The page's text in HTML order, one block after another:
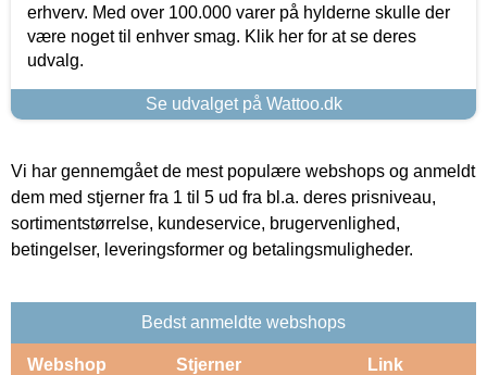
erhverv. Med over 100.000 varer på hylderne skulle der
være noget til enhver smag. Klik her for at se deres
udvalg.
Se udvalget på Wattoo.dk
Vi har gennemgået de mest populære webshops og anmeldt
dem med stjerner fra 1 til 5 ud fra bl.a. deres prisniveau,
sortimentstørrelse, kundeservice, brugervenlighed,
betingelser, leveringsformer og betalingsmuligheder.
Bedst anmeldte webshops
Webshop Stjerner Link